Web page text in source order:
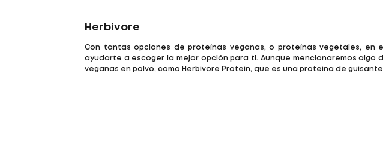
Herbivore
Con tantas opciones de proteínas veganas, o proteínas vegetales, en
ayudarte a escoger la mejor opción para ti. Aunque mencionaremos
veganas en polvo, como Herbivore Protein, que es una proteína de guisante